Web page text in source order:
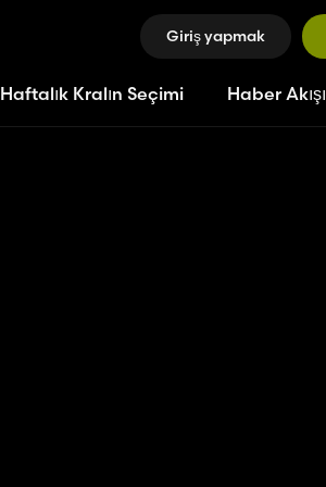
Giriş yapmak
Haftalık Kralın Seçimi Haber Akışı